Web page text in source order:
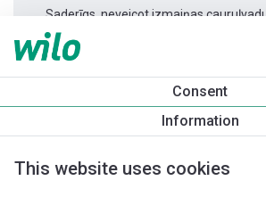
Consent
Information
This website uses cookies
Saderīgs, neveicot izmaiņas
Produkta informācija
Yonos PICO 15/1-6 -130 1.0